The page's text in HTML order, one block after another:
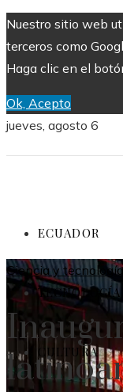
Nuestro sitio web
terceros como
Haga clic en el
Ok, Acepto
jueves, agosto 6
ECUADOR
TECNOLOGÍA
CULTURA
Ciencia y tecnología